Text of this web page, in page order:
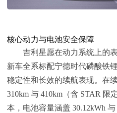
核心动力与电池安全保障
吉利星愿在动力系统上的
新车全系标配宁德时代磷酸铁
稳定性和长效的续航表现。在
310km 与 410km（含 STAR 限
本，电池容量涵盖 30.12kWh